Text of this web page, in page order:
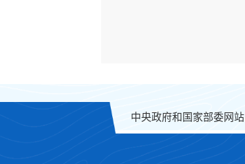
中央政府和国家部委网站